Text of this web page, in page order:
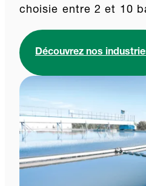
choisie entre 2 et 10
Découvrez nos